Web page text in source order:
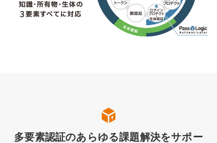
多要素認証のあらゆる課題解決をサポー